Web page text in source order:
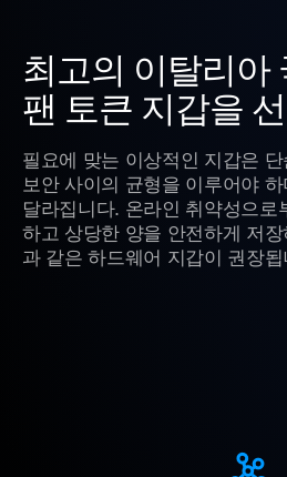
최고의 이탈리아
팬 토큰 지갑을
필요에 맞는 이상적인 지갑은
보안 사이의 균형을 이루어야
달라집니다. 온라인 취약성으로
하고 상당한 양을 안전하게 저
과 같은 하드웨어 지갑이 권장